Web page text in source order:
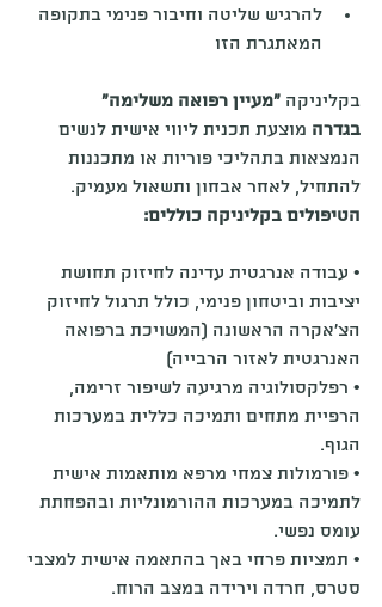
להרגיש שליטה וחיבור פנימי בתקופה
המאתגרת הזו
בקליניקה "מעיין רפואה משלימה"
בגדרה מוצעת תכנית ליווי אישית לנשים
הנמצאות בתהליכי פוריות או מתכננות
להתחיל, לאחר אבחון ותשאול מעמיק.
הטיפולים בקליניקה כוללים:
• עבודה אנרגטית עדינה לחיזוק תחושת
יציבות וביטחון פנימי, כולל תרגול לחיזוק
הצ'אקרה הראשונה (המשויכת ברפואה
האנרגטית לאזור הרבייה)
• רפלקסולוגיה מרגיעה לשיפור זרימה,
הרפיית מתחים ותמיכה כללית במערכות
הגוף.
• פורמולות צמחי מרפא מותאמות אישית
לתמיכה במערכות ההורמונליות ובהפחתת
עומס נפשי.
• תמציות פרחי באך בהתאמה אישית למצבי
סטרס, חרדה וירידה במצב הרוח.